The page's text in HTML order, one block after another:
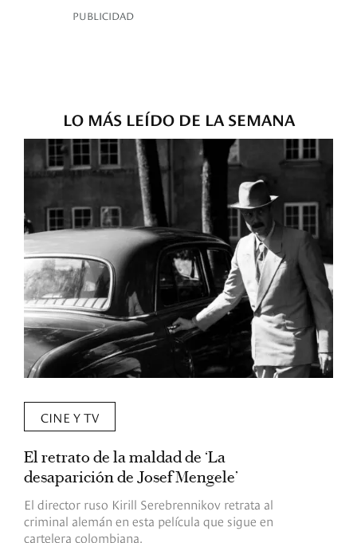
PUBLICIDAD
LO MÁS LEÍDO DE LA SEMANA
CINE Y TV
El retrato de la maldad de ‘La
desaparición de Josef Mengele’
El director ruso Kirill Serebrennikov retrata al
criminal alemán en esta película que sigue en
cartelera colombiana.